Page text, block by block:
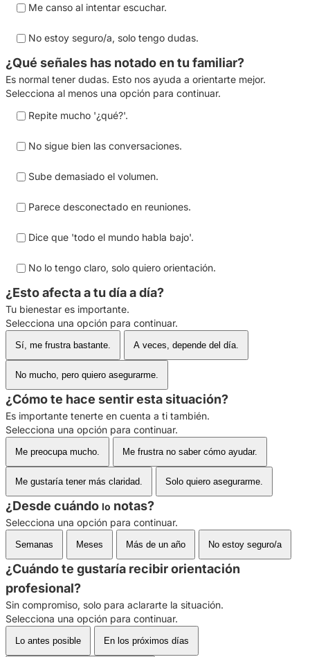
Me canso al intentar escuchar.
No estoy seguro/a, solo tengo dudas.
¿Qué señales has notado en tu familiar?
Es normal tener dudas. Esto nos ayuda a orientarte mejor.
Selecciona al menos una opción para continuar.
Repite mucho '¿qué?'.
No sigue bien las conversaciones.
Sube demasiado el volumen.
Parece desconectado en reuniones.
Dice que 'todo el mundo habla bajo'.
No lo tengo claro, solo quiero orientación.
¿Esto afecta a tu día a día?
Tu bienestar es importante.
Selecciona una opción para continuar.
Sí, me frustra bastante. A veces, depende del día.
No mucho, pero quiero asegurarme.
¿Cómo te hace sentir esta situación?
Es importante tenerte en cuenta a ti también.
Selecciona una opción para continuar.
Me preocupa mucho. Me frustra no saber cómo ayudar.
Me gustaría tener más claridad. Solo quiero asegurarme.
¿Desde cuándo lo notas?
Selecciona una opción para continuar.
Semanas Meses Más de un año No estoy seguro/a
¿Cuándo te gustaría recibir orientación
profesional?
Sin compromiso, solo para aclararte la situación.
Selecciona una opción para continuar.
Lo antes posible En los próximos días